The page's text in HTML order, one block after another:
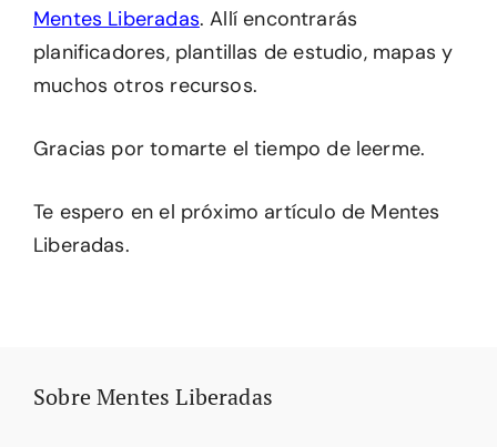
Mentes Liberadas. Allí encontrarás
planificadores, plantillas de estudio, mapas y
muchos otros recursos.
Gracias por tomarte el tiempo de leerme.
Te espero en el próximo artículo de Mentes
Liberadas.
Sobre Mentes Liberadas